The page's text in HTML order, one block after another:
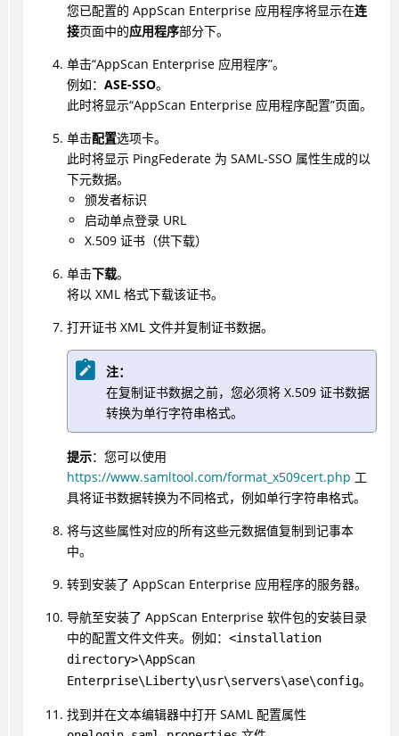
您已配置的 AppScan Enterprise 应用程序将显示在连
接页面中的应用程序部分下。
单击“AppScan Enterprise 应用程序”。
例如： ASE-SSO。
此时将显示“AppScan Enterprise 应用程序配置”页面。
单击配置选项卡。
此时将显示 PingFederate 为 SAML-SSO 属性生成的以
下元数据。
颁发者标识
启动单点登录 URL
X.509 证书（供下载）
单击下载。
将以 XML 格式下载该证书。
打开证书 XML 文件并复制证书数据。
注：
在复制证书数据之前，您必须将 X.509 证书数据
转换为单行字符串格式。
提示：您可以使用
https://www.samltool.com/format_x509cert.php 工
具将证书数据转换为不同格式，例如单行字符串格式。
将与这些属性对应的所有这些元数据值复制到记事本
中。
转到安装了 AppScan Enterprise 应用程序的服务器。
导航至安装了 AppScan Enterprise 软件包的安装目录
中的配置文件文件夹。例如： <installation
directory>\AppScan
Enterprise\Liberty\usr\servers\ase\config。
找到并在文本编辑器中打开 SAML 配置属性